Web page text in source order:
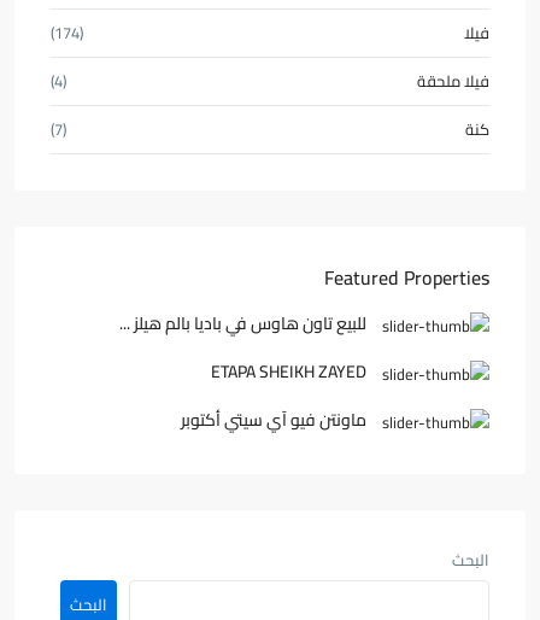
فيلا
(174)
فيلا ملحقة
(4)
كنة
(7)
Featured Properties
للبيع تاون هاوس في باديا بالم هيلز ...
ETAPA SHEIKH ZAYED
ماونتن فيو آي سيتي أكتوبر
البحث
البحث